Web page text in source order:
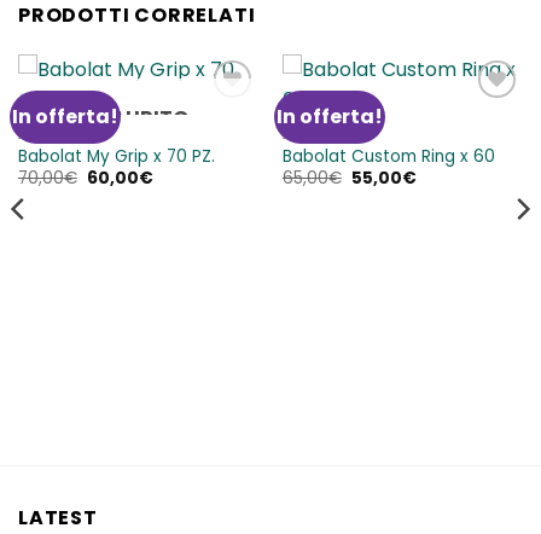
PRODOTTI CORRELATI
In offerta!
Aggiungi
dei
desideri
ESAURITO
ACCESSORI
Babolat My Grip x 70 PZ.
70,00€ Il
prezzo
60,00€Il
In offerta!
dei
desideri
ACCESSORI
Babolat Custom Ring x 60
65,00€ Il
prezzo
55,00€Il
LATEST